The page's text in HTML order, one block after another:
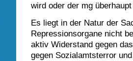
wird oder der mg
Es liegt in der Natur der
Repressionsorgane nicht
aktiv Widerstand gegen
gegen Sozialamtsterror